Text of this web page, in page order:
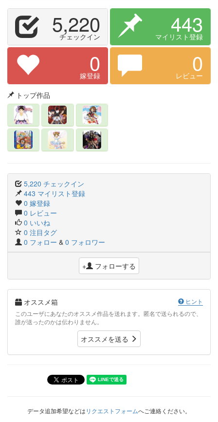
5,220
チェックイン 443
マイリスト登録
0
嫁登録 0
レビュー
トップ作品
5,220 チェックイン
443 マイリスト登録
0 嫁登録
0 レビュー
0 いいね
0 注目タグ
0 フォロー & 0 フォロワー
+ フォローする
オススメ箱
ヒント
このユーザにあなたのオススメ作品を送れます。匿名で送られるので、
誰が送ったのかは伝わりません。
オススメを送る
データ追加希望などはリクエストフォームへご連絡ください。